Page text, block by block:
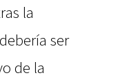
la
ser
de la